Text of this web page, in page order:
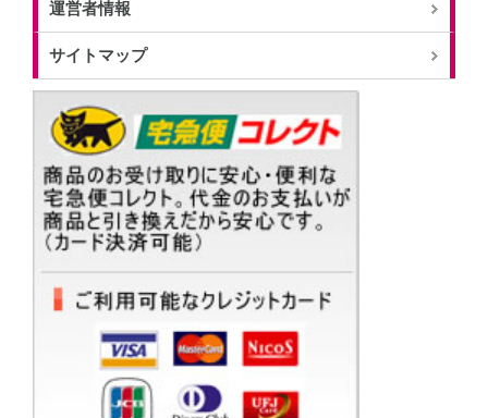
運営者情報
サイトマップ